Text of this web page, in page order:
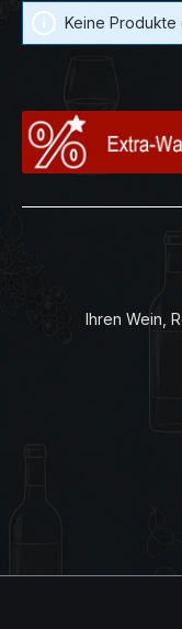
Keine Produkte
Ihren Wein,